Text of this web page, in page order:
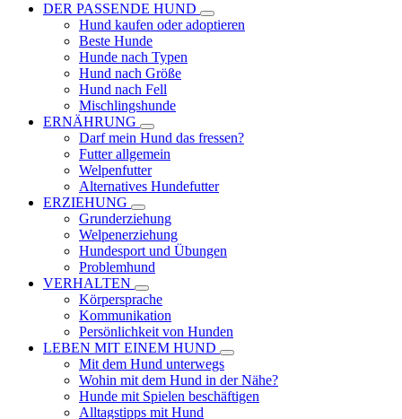
DER PASSENDE HUND
Hund kaufen oder adoptieren
Beste Hunde
Hunde nach Typen
Hund nach Größe
Hund nach Fell
Mischlingshunde
ERNÄHRUNG
Darf mein Hund das fressen?
Futter allgemein
Welpenfutter
Alternatives Hundefutter
ERZIEHUNG
Grunderziehung
Welpenerziehung
Hundesport und Übungen
Problemhund
VERHALTEN
Körpersprache
Kommunikation
Persönlichkeit von Hunden
LEBEN MIT EINEM HUND
Mit dem Hund unterwegs
Wohin mit dem Hund in der Nähe?
Hunde mit Spielen beschäftigen
Alltagstipps mit Hund